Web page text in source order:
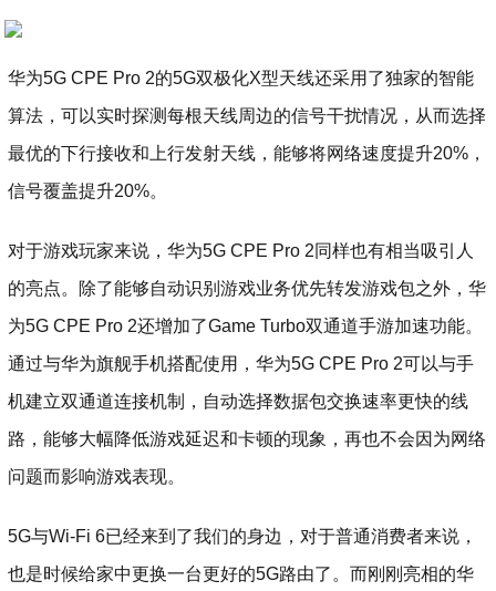
华为5G CPE Pro 2的5G双极化X型天线还采用了独家的智能
算法，可以实时探测每根天线周边的信号干扰情况，从而选择
最优的下行接收和上行发射天线，能够将网络速度提升20%，
信号覆盖提升20%。
对于游戏玩家来说，华为5G CPE Pro 2同样也有相当吸引人
的亮点。除了能够自动识别游戏业务优先转发游戏包之外，华
为5G CPE Pro 2还增加了Game Turbo双通道手游加速功能。
通过与华为旗舰手机搭配使用，华为5G CPE Pro 2可以与手
机建立双通道连接机制，自动选择数据包交换速率更快的线
路，能够大幅降低游戏延迟和卡顿的现象，再也不会因为网络
问题而影响游戏表现。
5G与Wi-Fi 6已经来到了我们的身边，对于普通消费者来说，
也是时候给家中更换一台更好的5G路由了。而刚刚亮相的华